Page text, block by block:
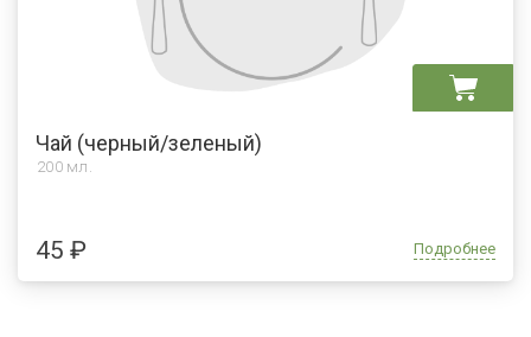
Чай (черный/зеленый)
200 мл.
45 ₽ Подробнее